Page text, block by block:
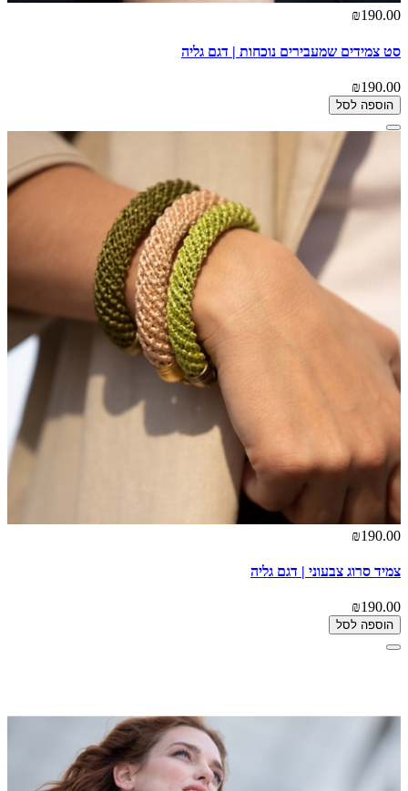
₪190.00
סט צמידים שמעבירים נוכחות | דגם גליה
₪190.00
הוספה לסל
₪190.00
צמיד סרוג צבעוני | דגם גליה
₪190.00
הוספה לסל